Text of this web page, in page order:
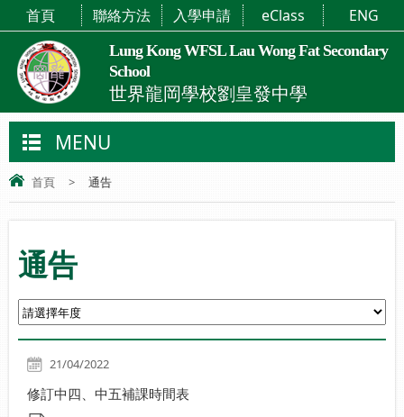
Lung Kong WFSL Lau Wong Fat Secondary
School
世界龍岡學校劉皇發中學
首頁 聯絡方法 入學申請 eClass ENG
MENU
首頁 > 通告
通告
21/04/2022
修訂中四、中五補課時間表